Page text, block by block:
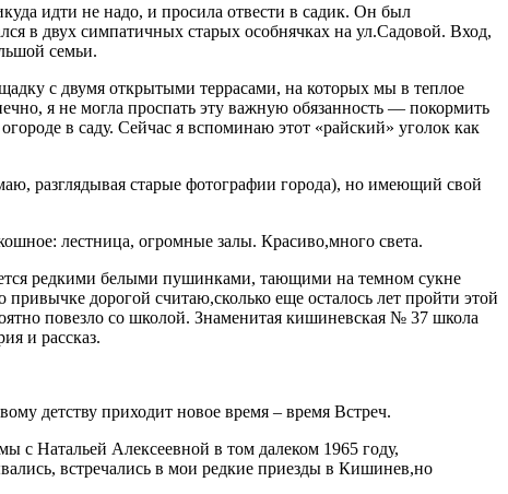
идти не надо, и просила отвести в садик. Он был
в двух симпатичных старых особнячках на ул.Садовой. Вход,
семьи.
с двумя открытыми террасами, на которых мы в теплое
я не могла проспать эту важную обязанность — покормить
в саду. Сейчас я вспоминаю этот «райский» уголок как
разглядывая старые фотографии города), но имеющий свой
лестница, огромные залы. Красиво,много света.
редкими белыми пушинками, тающими на темном сукне
дорогой считаю,сколько еще осталось лет пройти этой
повезло со школой. Знаменитая кишиневская № 37 школа
и рассказ.
детству приходит новое время – время Встреч.
с Натальей Алексеевной в том далеком 1965 году,
встречались в мои редкие приезды в Кишинев,но